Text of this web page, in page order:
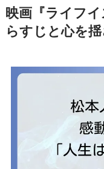
映画『ライフ
らすじと心を